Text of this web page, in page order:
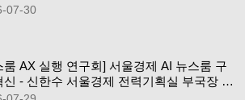
07-30
룸 AX 실행 연구회] 서울경제 AI 뉴스룸 구
신 - 신한수 서울경제 전력기획실 부국장 초